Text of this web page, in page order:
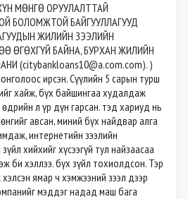
МӨНГӨ ОРУУЛАЛТТАЙ
БОЛОМЖТОЙ БАЙГУУЛЛАГУУД
ЖИЛИЙН ЗЭЭЛИЙН
ӨГӨХГҮЙ БАЙНА, БУРХАН ЖИЛИЙН
(citybankloans10@a.com.com). )
ирсэн. Сүүлийн 5 сарын турш
хайж, бүх байшингаа худалдаж
л үр дүн гарсан. тэд хариуд нь
авсан, миний бүх найдвар алга
интернетийн зээлийн
хийхийг хүсээгүй тул найзаасаа
би хэллээ. бүх зүйл тохиолдсон. Тэр
ямар ч хэмжээний зээл дээр
мэддэг надад маш бага